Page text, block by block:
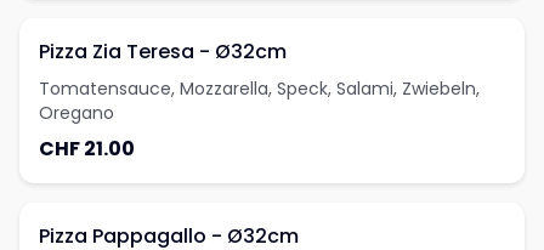
Pizza Zia Teresa - Ø32cm
Tomatensauce, Mozzarella, Speck, Salami, Zwiebeln,
Oregano
CHF 21.00
Pizza Pappagallo - Ø32cm